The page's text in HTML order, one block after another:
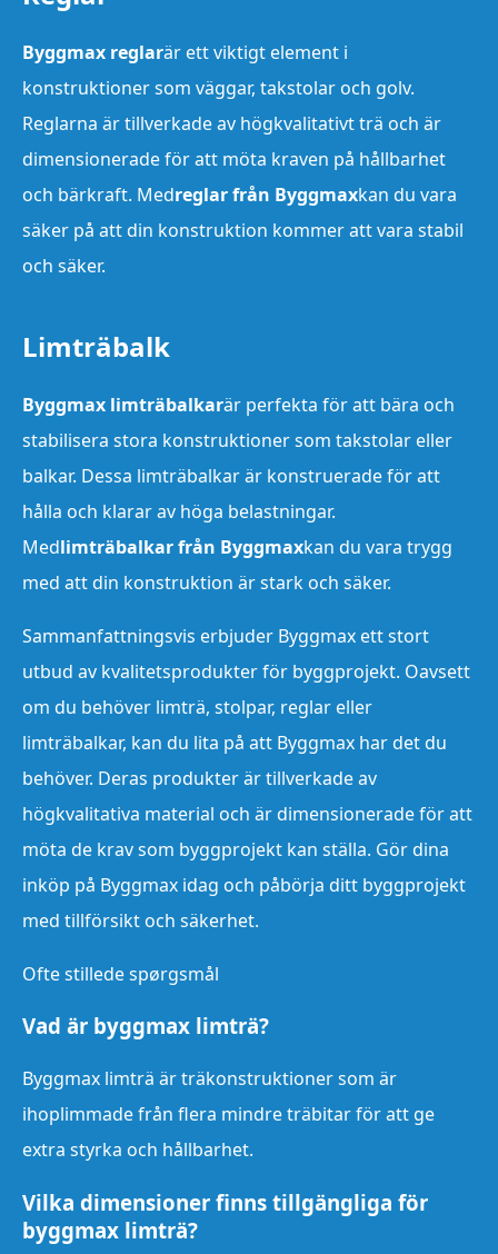
Byggmax reglarär ett viktigt element i
konstruktioner som väggar, takstolar och golv.
Reglarna är tillverkade av högkvalitativt trä och är
dimensionerade för att möta kraven på hållbarhet
och bärkraft. Medreglar från Byggmaxkan du vara
säker på att din konstruktion kommer att vara stabil
och säker.
Limträbalk
Byggmax limträbalkarär perfekta för att bära och
stabilisera stora konstruktioner som takstolar eller
balkar. Dessa limträbalkar är konstruerade för att
hålla och klarar av höga belastningar.
Medlimträbalkar från Byggmaxkan du vara trygg
med att din konstruktion är stark och säker.
Sammanfattningsvis erbjuder Byggmax ett stort
utbud av kvalitetsprodukter för byggprojekt. Oavsett
om du behöver limträ, stolpar, reglar eller
limträbalkar, kan du lita på att Byggmax har det du
behöver. Deras produkter är tillverkade av
högkvalitativa material och är dimensionerade för att
möta de krav som byggprojekt kan ställa. Gör dina
inköp på Byggmax idag och påbörja ditt byggprojekt
med tillförsikt och säkerhet.
Ofte stillede spørgsmål
Vad är byggmax limträ?
Byggmax limträ är träkonstruktioner som är
ihoplimmade från flera mindre träbitar för att ge
extra styrka och hållbarhet.
Vilka dimensioner finns tillgängliga för
byggmax limträ?